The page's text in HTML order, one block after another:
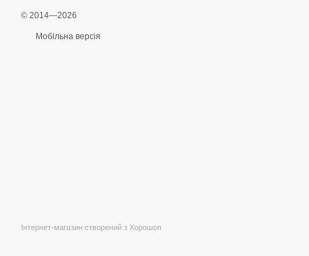
© 2014—2026
Мобільна версія
Інтернет-магазин створений з Хорошоп